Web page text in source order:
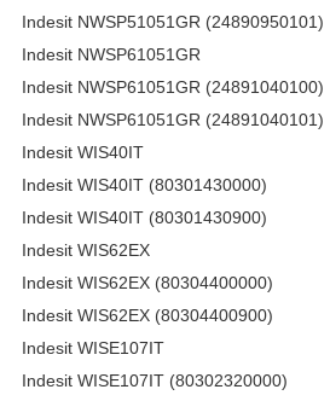
Indesit NWSP51051GR (24890950101)
Indesit NWSP61051GR
Indesit NWSP61051GR (24891040100)
Indesit NWSP61051GR (24891040101)
Indesit WIS40IT
Indesit WIS40IT (80301430000)
Indesit WIS40IT (80301430900)
Indesit WIS62EX
Indesit WIS62EX (80304400000)
Indesit WIS62EX (80304400900)
Indesit WISE107IT
Indesit WISE107IT (80302320000)